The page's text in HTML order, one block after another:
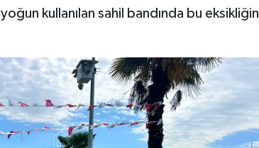
kullanılan sahil bandında bu eksikliğin